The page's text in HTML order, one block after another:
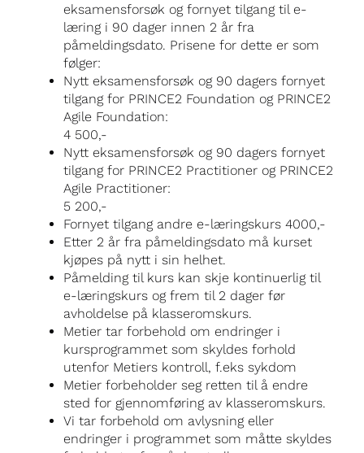
eksamensforsøk og fornyet tilgang til e-
læring i 90 dager innen 2 år fra
påmeldingsdato. Prisene for dette er som
følger:
Nytt eksamensforsøk og 90 dagers fornyet
tilgang for PRINCE2 Foundation og PRINCE2
Agile Foundation:
4 500,-
Nytt eksamensforsøk og 90 dagers fornyet
tilgang for PRINCE2 Practitioner og PRINCE2
Agile Practitioner:
5 200,-
Fornyet tilgang andre e-læringskurs 4000,-
Etter 2 år fra påmeldingsdato må kurset
kjøpes på nytt i sin helhet.
Påmelding til kurs kan skje kontinuerlig til
e-læringskurs og frem til 2 dager før
avholdelse på klasseromskurs.
Metier tar forbehold om endringer i
kursprogrammet som skyldes forhold
utenfor Metiers kontroll, f.eks sykdom
Metier forbeholder seg retten til å endre
sted for gjennomføring av klasseromskurs.
Vi tar forbehold om avlysning eller
endringer i programmet som måtte skyldes